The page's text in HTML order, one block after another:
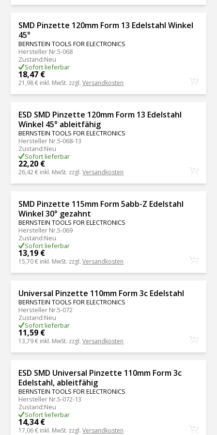
SMD Pinzette 120mm Form 13 Edelstahl Winkel
45°
BERNSTEIN TOOLS FOR ELECTRONICS
Hersteller Nr.5-068
Zustand:Neu
Sofort lieferbar
18,47 €
21,98 € inkl. MwSt. zzgl.Versandkosten
ESD SMD Pinzette 120mm Form 13 Edelstahl
Winkel 45° ableitfähig
BERNSTEIN TOOLS FOR ELECTRONICS
Hersteller Nr.5-068-13
Zustand:Neu
Sofort lieferbar
22,20 €
26,42 € inkl. MwSt. zzgl.Versandkosten
SMD Pinzette 115mm Form 5abb-Z Edelstahl
Winkel 30° gezahnt
BERNSTEIN TOOLS FOR ELECTRONICS
Hersteller Nr.5-069
Zustand:Neu
Sofort lieferbar
13,19 €
15,70 € inkl. MwSt. zzgl.Versandkosten
Universal Pinzette 110mm Form 3c Edelstahl
BERNSTEIN TOOLS FOR ELECTRONICS
Hersteller Nr.5-072
Zustand:Neu
Sofort lieferbar
11,59 €
13,79 € inkl. MwSt. zzgl.Versandkosten
ESD SMD Universal Pinzette 110mm Form 3c
Edelstahl, ableitfähig
BERNSTEIN TOOLS FOR ELECTRONICS
Hersteller Nr.5-072-13
Zustand:Neu
Sofort lieferbar
14,34 €
17,06 € inkl. MwSt. zzgl.Versandkosten